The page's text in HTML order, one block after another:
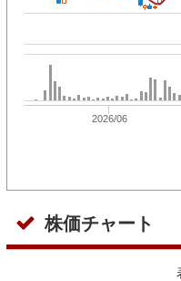
2026/06
株価チャート